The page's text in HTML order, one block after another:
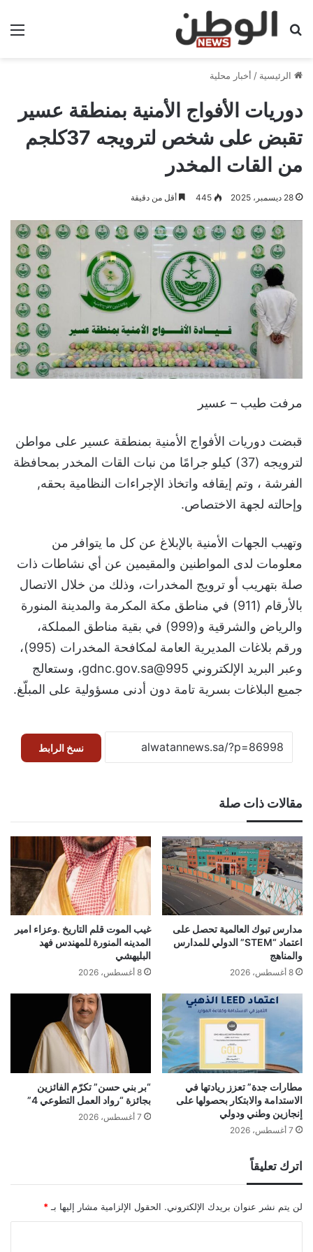
بحث عن
الرئيسية / أخبار محلية
دوريات الأفواج الأمنية بمنطقة عسير
تقبض على شخص لترويجه 37كلجم
من القات المخدر
28 ديسمبر، 2025 445 أقل من دقيقة
مرفت طيب – عسير
قبضت دوريات الأفواج الأمنية بمنطقة عسير على مواطن
لترويجه (37) كيلو جرامًا من نبات القات المخدر بمحافظة
الفرشة ، وتم إيقافه واتخاذ الإجراءات النظامية بحقه,
وإحالته لجهة الاختصاص.
وتهيب الجهات الأمنية بالإبلاغ عن كل ما يتوافر من
معلومات لدى المواطنين والمقيمين عن أي نشاطات ذات
صلة بتهريب أو ترويج المخدرات، وذلك من خلال الاتصال
بالأرقام (911) في مناطق مكة المكرمة والمدينة المنورة
والرياض والشرقية و(999) في بقية مناطق المملكة،
ورقم بلاغات المديرية العامة لمكافحة المخدرات (995)،
وعبر البريد الإلكتروني 995@gdnc.gov.sa
، وستعالج
جميع البلاغات بسرية تامة دون أدنى مسؤولية على المبلّغ.
نسخ الرابط
مقالات ذات صلة
مدارس تبوك العالمية تحصل على
اعتماد “STEM” الدولي للمدارس
والمناهج
8 أغسطس، 2026
غيب الموت قلم التاريخ .وعزاء امير
المدينه المنورة للمهندس فهد
البليهشي
8 أغسطس، 2026
مطارات جدة” تعزز ريادتها في
الاستدامة والابتكار بحصولها على
إنجازين وطني ودولي
7 أغسطس، 2026
“بر بني حسن” تكرّم الفائزين
بجائزة “رواد العمل التطوعي 4”
7 أغسطس، 2026
اترك تعليقاً
لن يتم نشر عنوان بريدك الإلكتروني. الحقول الإلزامية مشار إليها بـ *